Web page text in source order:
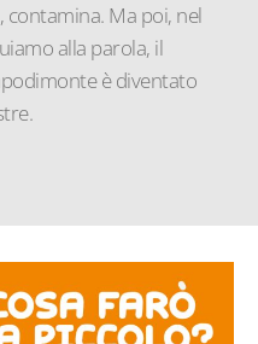
contamina. Ma poi, nel
alla parola, il
è diventato